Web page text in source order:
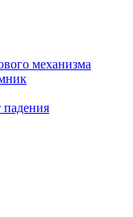
механизма
падения